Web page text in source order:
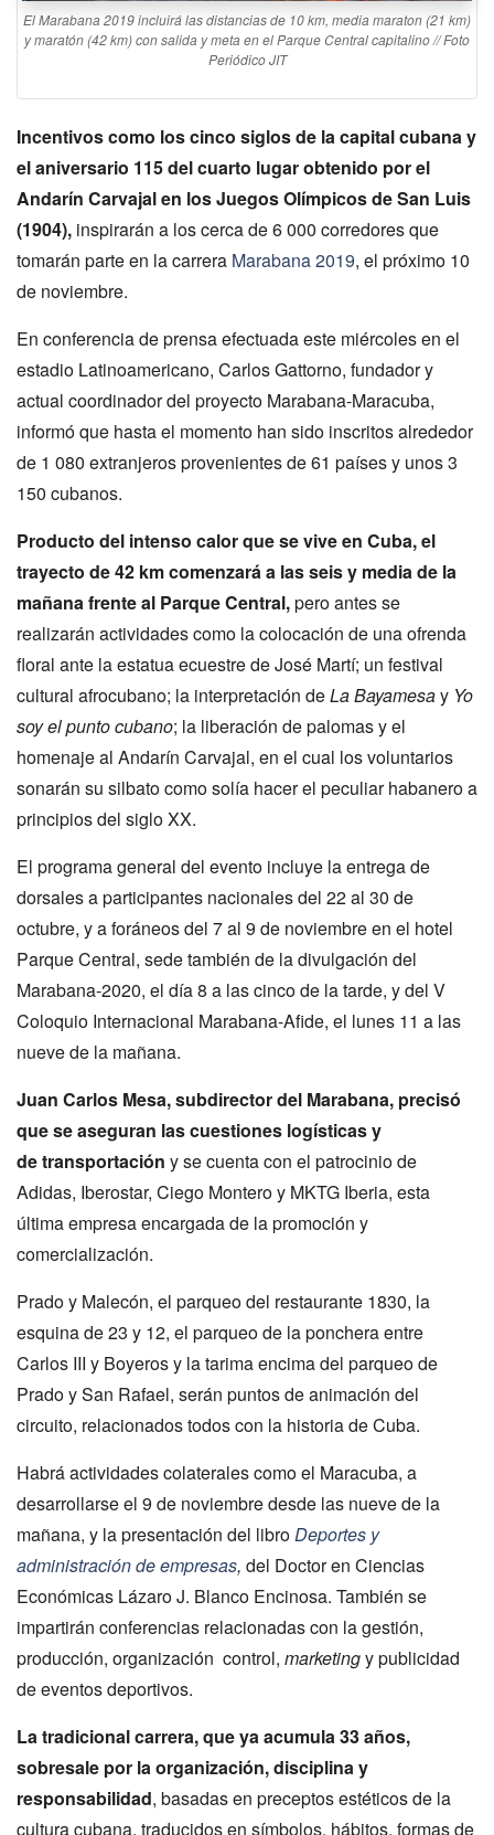
El Marabana 2019 incluirá las distancias de 10 km, media maraton (21 km)
y maratón (42 km) con salida y meta en el Parque Central capitalino // Foto
Periódico JIT
Incentivos como los cinco siglos de la capital cubana y
el aniversario 115 del cuarto lugar obtenido por el
Andarín Carvajal en los Juegos Olímpicos de San Luis
(1904), inspirarán a los cerca de 6 000 corredores que
tomarán parte en la carrera Marabana 2019, el próximo 10
de noviembre.
En conferencia de prensa efectuada este miércoles en el
estadio Latinoamericano, Carlos Gattorno, fundador y
actual coordinador del proyecto Marabana-Maracuba,
informó que hasta el momento han sido inscritos alrededor
de 1 080 extranjeros provenientes de 61 países y unos 3
150 cubanos.
Producto del intenso calor que se vive en Cuba, el
trayecto de 42 km comenzará a las seis y media de la
mañana frente al Parque Central,pero antes se
realizarán actividades como la colocación de una ofrenda
floral ante la estatua ecuestre de José Martí; un festival
cultural afrocubano; la interpretación deLa Bayamesay Yo
soy el punto cubano; la liberación de palomas y el
homenaje al Andarín Carvajal, en el cual los voluntarios
sonarán su silbato como solía hacer el peculiar habanero a
principios del siglo XX.
El programa general del evento incluye la entrega de
dorsales a participantes nacionales del 22 al 30 de
octubre, y a foráneos del 7 al 9 de noviembre en el hotel
Parque Central, sede también de la divulgación del
Marabana-2020, el día 8 a las cinco de la tarde, y del V
Coloquio Internacional Marabana-Afide, el lunes 11 a las
nueve de la mañana.
Juan Carlos Mesa, subdirector del Marabana, precisó
que se aseguran las cuestiones logísticas y
detransportación y se cuenta con el patrocinio de
Adidas, Iberostar, Ciego Montero y MKTG Iberia, esta
última empresa encargada de la promoción y
comercialización.
Prado y Malecón, el parqueo del restaurante 1830, la
esquina de 23 y 12, el parqueo de la ponchera entre
Carlos III y Boyeros y la tarima encima del parqueo de
Prado y San Rafael, serán puntos de animación del
circuito, relacionados todos con la historia de Cuba.
Habrá actividades colaterales como el Maracuba, a
desarrollarse el 9 de noviembre desde las nueve de la
mañana, y la presentación del libroDeportes y
administración de empresas, del Doctor en Ciencias
Económicas Lázaro J. Blanco Encinosa. También se
impartirán conferencias relacionadas con la gestión,
producción, organización control, marketingy publicidad
de eventos deportivos.
La tradicional carrera, que ya acumula 33 años,
sobresale por la organización, disciplina y
responsabilidad, basadas en preceptos estéticos de la
cultura cubana, traducidos en símbolos, hábitos, formas de